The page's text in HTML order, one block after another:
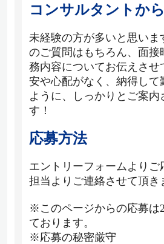
コンサルタントか
未経験の方が多いと思いま
のご質問はもちろん、面接
務内容についてお伝えさせ
安や心配がなく、納得して
ように、しっかりとご案内
す！
応募方法
エントリーフォームよりご
担当よりご連絡させて頂き
※このページからの応募は
ております。
※応募の秘密厳守